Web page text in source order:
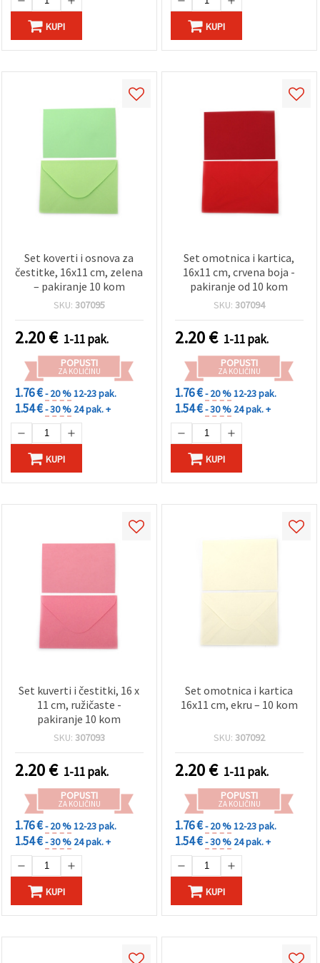
KUPI KUPI
Set koverti i osnova za
čestitke, 16x11 cm, zelena
– pakiranje 10 kom
SKU: 307095
2.20€ 1-11 pak.
POPUSTI
ZA KOLIČINU
1.76 €- 20 %12-23 pak.
1.54 €- 30 % 24 pak. +
KUPI
Set omotnica i kartica,
16x11 cm, crvena boja -
pakiranje od 10 kom
SKU: 307094
2.20€ 1-11 pak.
POPUSTI
ZA KOLIČINU
1.76 €- 20 %12-23 pak.
1.54 €- 30 % 24 pak. +
KUPI
Set kuverti i čestitki, 16 x
11 cm, ružičaste -
pakiranje 10 kom
SKU: 307093
2.20€ 1-11 pak.
POPUSTI
ZA KOLIČINU
1.76 €- 20 %12-23 pak.
1.54 €- 30 % 24 pak. +
KUPI
Set omotnica i kartica
16x11 cm, ekru – 10 kom
SKU: 307092
2.20€ 1-11 pak.
POPUSTI
ZA KOLIČINU
1.76 €- 20 %12-23 pak.
1.54 €- 30 % 24 pak. +
KUPI